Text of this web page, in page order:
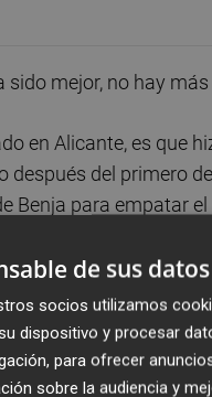
sido mejor, no hay
en Alicante, es que
del primero
para empatar
pero no fue
golazos que
pocos ejemplos de
muy vivo, pero el
de sus datos
socios utilizamos
dispositivo y procesar
para ofrecer
sobre la audiencia y